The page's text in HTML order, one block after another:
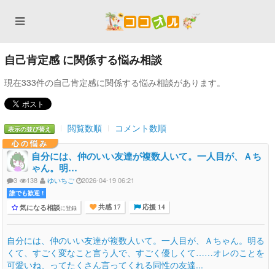
自己肯定感 に関係する悩み相談
現在333件の自己肯定感に関係する悩み相談があります。
表示の並び替え 閲覧数順 コメント数順
心の悩み
自分には、仲のいい友達が複数人いて。一人目が、Ａち
ゃん。明…
3 138 ゆいちご 2026-04-19 06:21
誰でも歓迎 !
気になる相談に登録 共感 17 応援 14
自分には、仲のいい友達が複数人いて。一人目が、Ａちゃん。明る
くて、すごく変なこと言う人で、すごく優しくて……オレのことを
可愛いね、ってたくさん言ってくれる同性の友達...